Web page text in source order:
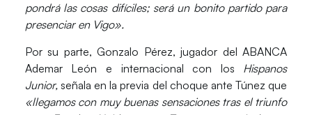
pondrá las cosas difíciles; será un bonito partido para
presenciar en Vigo».
Por su parte,Gonzalo Pérez, jugador del ABANCA
Ademar León e internacional con los Hispanos
Junior,señala en la previa del choque ante Túnez que
«llegamos con muy buenas sensaciones tras el triunfo